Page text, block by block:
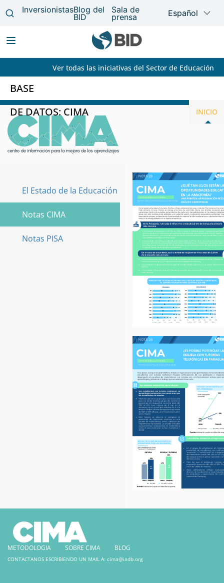
navigation
Ver todas las iniciativas del Sector de Educación
BASE
DE DATOS: CIMA
INICIO
Pasar
contenido
principal
Productos
CIMA
El Estado de la Educación
Notas CIMA
Notas PISA
METODOLOGIA SOBRE CIMA BLOG
CONTACTANOS ESCRIBIENDO UN MAIL A: cima@iadb.org